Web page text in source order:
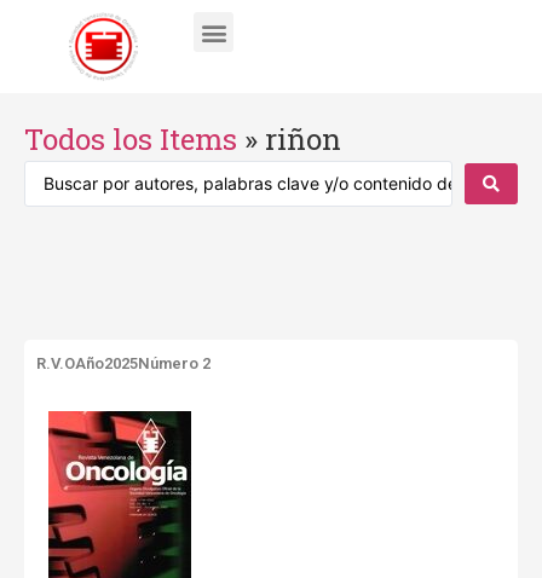
Todos los Items » riñon
R.V.OAño2025Número 2